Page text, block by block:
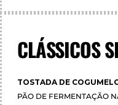
CLÁSSICOS
TOSTADA DE
PÃO DE FERMENTAÇÃO